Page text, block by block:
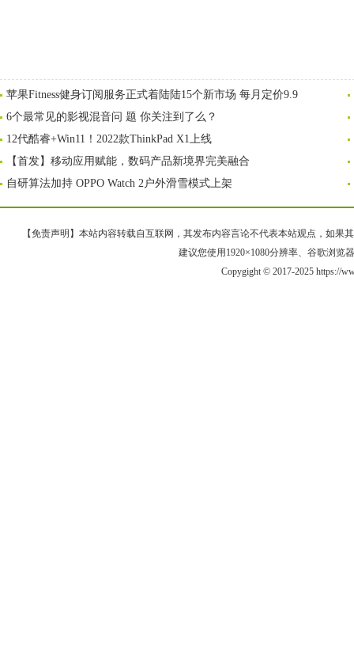
苹果Fitness健身订阅服务正式着陆陆15个新市场 每月定价9.9
6个最常见的影视混音问 题 你关注到了么？
12代酷睿+Win11！2022款ThinkPad X1上线
【首发】移动应用赋能，数码产品新境界完美融合
自研算法加持 OPPO Watch 2户外滑雪模式上架
【免责声明】本站内容转载自互联网，其发布内容言论不代表本站观点，如果
建议您使用1920×1080分辨率、谷歌浏览
Copygight © 2017-2025 https://